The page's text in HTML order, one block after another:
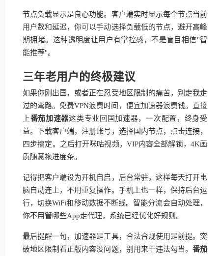
节点负载显示是良心功能。客户端实时显示每个节点当前
用户数和延迟，你可以手动选择负载低的节点，避开高峰
期拥堵。这种透明度让用户有掌控感，不是盲目相信"智
能推荐"。
三年老用户的终极建议
如果你刚出国，或者正在忍受地区限制的痛苦，别走我走
过的弯路。免费VPN浪费时间，便宜加速器浪费钱。直接
上番茄加速器这类专业回国加速器，一次配置，终身受
益。下载客户端，注册账号，选择国内节点，点击连接，
四步搞定。之后打开咪咕视频，VIP内容全部解锁，4K画
质随意拖进度条。
记得把客户端设为开机自启，后台常驻，这样每天打开电
脑自动连上，不用重复操作。手机上也一样，保持后台运
行，切换WiFi和移动数据不断线。智能分流会自动处理，
你不用管哪些App走代理，系统已经优化好规则。
最后提醒一句，加速器是工具，合法合规使用是前提。突
破地区限制看正版内容没问题，别用来干违法勾当。 番茄